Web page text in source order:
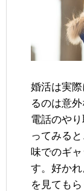
婚活は実
るのは意
電話のや
ってみる
味でのギ
す。好か
を見ても